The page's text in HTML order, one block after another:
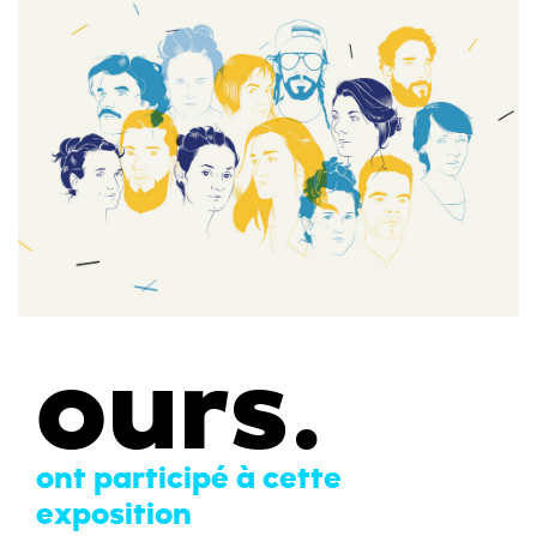
ours.
ont participé à cette
exposition